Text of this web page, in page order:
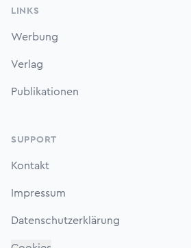
LINKS
Werbung
Verlag
Publikationen
SUPPORT
Kontakt
Impressum
Datenschutzerklärung